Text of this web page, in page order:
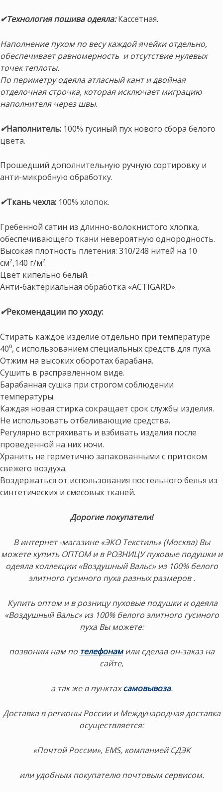
✔Технология пошива одеяла:Кассетная.
Наполнение пухом по весу каждой ячейки отдельно,
обеспечивает равномерность и отсутствие нулевых
точек теплоты.
По периметру одеяла атласный кант и двойная
отделочная строчка, которая исключает миграцию
наполнителя через швы.
✔Наполнитель: 100% гусиный пух нового сбора белого
цвета.
Прошедший дополнительную ручную сортировку и
анти-микробную обработку.
✔Ткань чехла: 100% хлопок.
Гребенной сатин из длинно-волокнистого хлопка,
обеспечивающего ткани невероятную однородность.
Высокая плотность плетения: 310/248 нитей на 10
см²,140 г/м².
Цвет кипельно белый.
Анти-бактериальная обработка «ACTIGARD».
✔Рекомендации по уходу:
Стирать каждое изделие отдельно при температуре
40⁰, с использованием специальных средств для пуха.
Отжим на высоких оборотах барабана.
Сушить в расправленном виде.
Барабанная сушка при строгом соблюдении
температуры.
Каждая новая стирка сокращает срок службы изделия.
Не использовать отбеливающие средства.
Регулярно встряхивать и взбивать изделия после
проведенной на них ночи.
Хранить не герметично запакованными с притоком
свежего воздуха.
Воздержаться от использования постельного белья из
синтетических и смесовых тканей.
Дорогие покупатели!
В интернет -магазине «ЭКО Текстиль» (Москва) Вы
можете купить ОПТОМ и в РОЗНИЦУ пуховые подушки и
одеяла коллекции «Воздушный Вальс» из 100% белого
элитного гусиного пуха разных размеров .
Купить оптом и в розницу пуховые подушки и одеяла
«Воздушный Вальс» из 100% белого элитного гусиного
пуха Вы можете:
позвоним нам по телефонамили сделав он-заказ на
сайте,
а так же в пунктахсамовывоза.
Доставка в регионы России и Международная доставка
осуществляется:
«Почтой России», EMS, компанией СДЭК
или удобным покупателю почтовым сервисом.